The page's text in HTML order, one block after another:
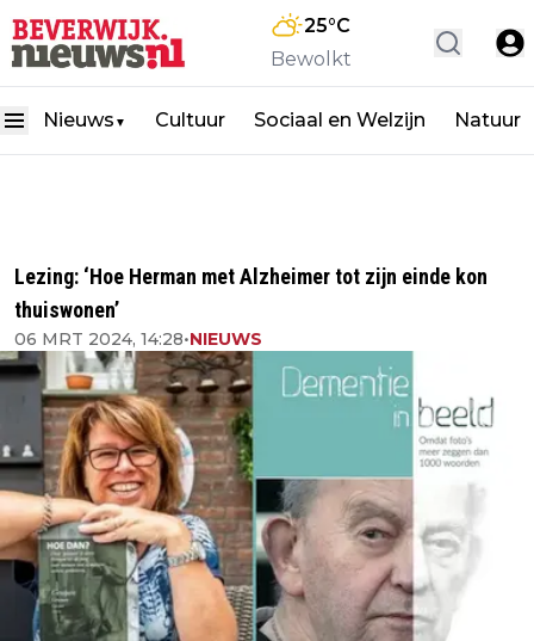
25°C
Bewolkt
Nieuws ▼ Cultuur Sociaal en Welzijn Natuur
Lezing: ‘Hoe Herman met Alzheimer tot zijn einde kon
thuiswonen’
06 MRT 2024, 14:28•NIEUWS